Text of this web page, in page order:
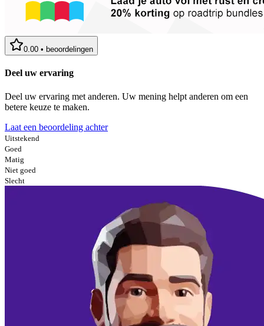
0.00 • beoordelingen
Deel uw ervaring
Deel uw ervaring met anderen. Uw mening helpt anderen om een
betere keuze te maken.
Laat een beoordeling achter
Uitstekend
Goed
Matig
Niet goed
Slecht